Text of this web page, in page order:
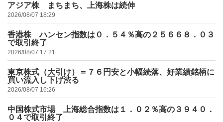
アジア株 まちまち、上海株は続伸
2026/08/07 18:29
香港株 ハンセン指数は０．５４％高の２５６６８．０３
で取引終了
2026/08/07 17:21
東京株式（大引け）＝７６円安と小幅続落、好業績銘柄に
買い流入し下げ渋る
2026/08/07 16:26
中国株式市場 上海総合指数は１．０２％高の３９４０．
０４で取引終了